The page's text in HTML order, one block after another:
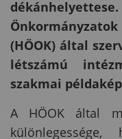
(HÖOK) által
létszámú
szakmai
A HÖOK által